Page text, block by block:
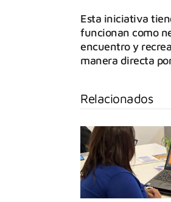
Esta iniciativa
funcionan como
encuentro y
manera directa
Relacionados